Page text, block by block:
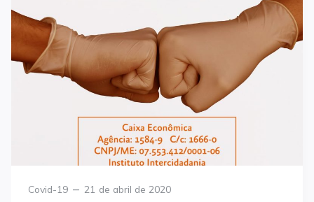
Category
Covid-19
Posted
21 de abril de 2020